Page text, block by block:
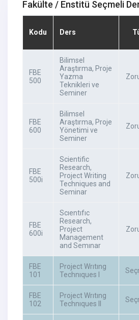
Fakülte / Enstitü Seçmeli
Kodu Ders
FBE
500
Bilimsel
Araştırma, Proje
Yazma
Teknikleri ve
Seminer
FBE
600
Bilimsel
Araştırma, Proje
Yönetimi ve
Seminer
FBE
500i
Scientific
Research,
Project Writing
Techniques and
Seminar
FBE
600i
Scıentıfıc
Research,
Project
Management
and Semınar
FBE
101
Project Wrıtıng
Technıques I
FBE
102
Project Wrıtıng
Technıques II